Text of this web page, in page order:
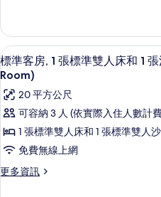
有
相
片
詳
張
標
準
雙
人
床
(Standard
Family
Room)
套
房,
2
張
準
雙
床
(Standard
Room)
顯
示
標
準
客
房,
1
張
5
標準客房, 1 張標準雙人床和 1
Room)
20 平方公尺
可容納 3 人 (依實際入住人數計
1 張標準雙人床和 1 張標準雙人
免費無線上網
更多資訊
更